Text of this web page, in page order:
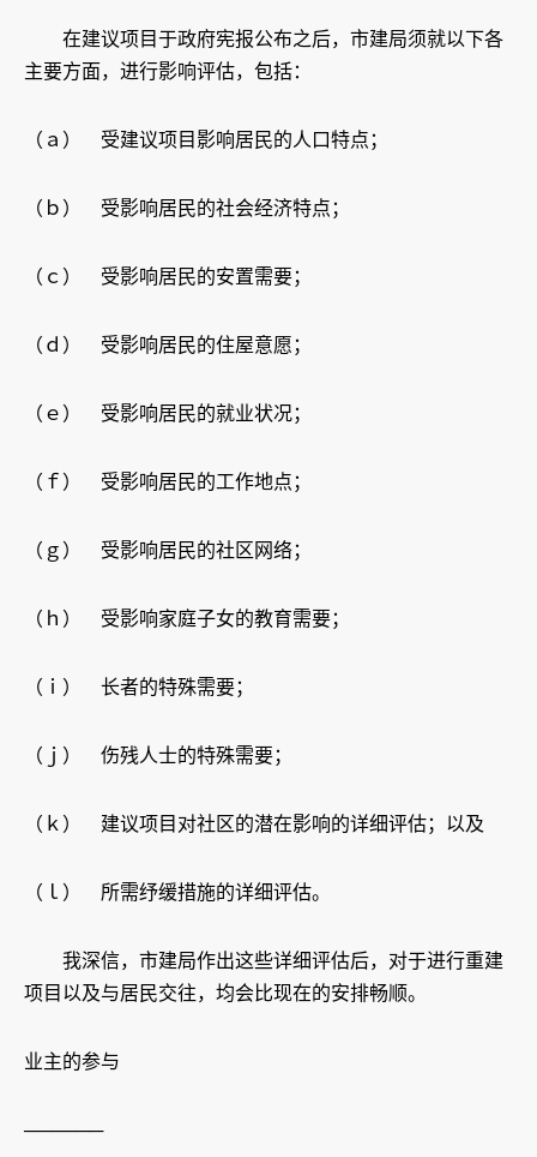
在建议项目于政府宪报公布之后，市建局须就以下各
主要方面，进行影响评估，包括：
（ａ） 受建议项目影响居民的人口特点；
（ｂ） 受影响居民的社会经济特点；
（ｃ） 受影响居民的安置需要；
（ｄ） 受影响居民的住屋意愿；
（ｅ） 受影响居民的就业状况；
（ｆ） 受影响居民的工作地点；
（ｇ） 受影响居民的社区网络；
（ｈ） 受影响家庭子女的教育需要；
（ｉ） 长者的特殊需要；
（ｊ） 伤残人士的特殊需要；
（ｋ） 建议项目对社区的潜在影响的详细评估；以及
（ｌ） 所需纾缓措施的详细评估。
我深信，市建局作出这些详细评估后，对于进行重建
项目以及与居民交往，均会比现在的安排畅顺。
业主的参与
──────